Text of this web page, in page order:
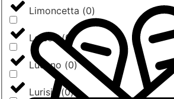
Limoncetta (0)
Loison(0 )
Lucano (0)
Lurisia(0)